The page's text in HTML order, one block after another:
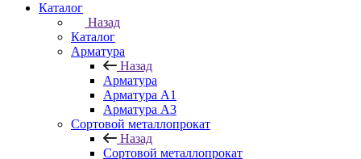
Каталог
Назад
Каталог
Арматура
Назад
Арматура
Арматура A1
Арматура А3
Сортовой металлопрокат
Назад
Сортовой металлопрокат